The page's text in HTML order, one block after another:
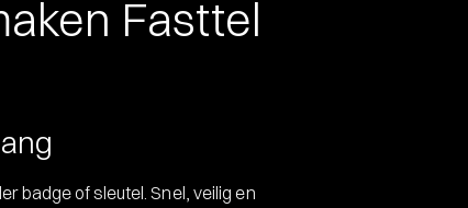
Fasttel
badge of sleutel. Snel, veilig en